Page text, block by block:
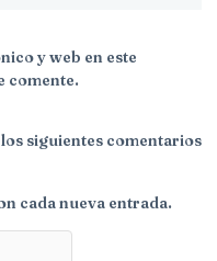
y web en este
comente.
siguientes comentarios
cada nueva entrada.